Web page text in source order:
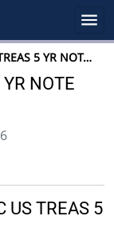
5 YR NOT…
NOTE
US TREAS 5